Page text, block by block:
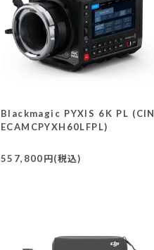
Blackmagic PYXIS 6K PL (CIN
ECAMCPYXH60LFPL)
557,800円(税込)